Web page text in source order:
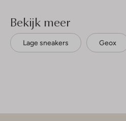
Bekijk meer
Lage sneakers Geox